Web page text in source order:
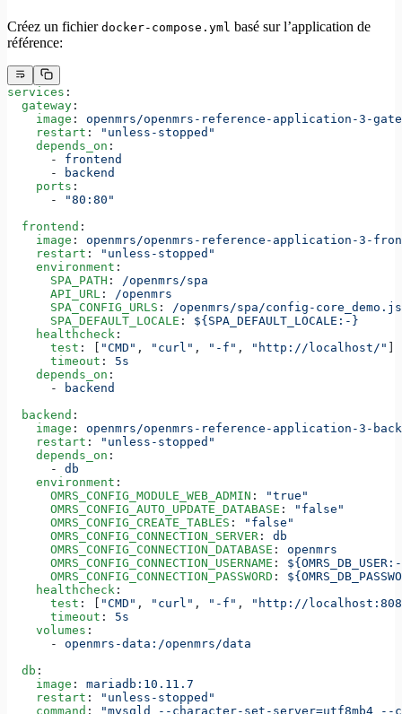
Créez un fichier docker-compose.yml basé sur l’application de
référence:
services :
  gateway
:
    image
: openmrs/openmrs-reference-application-3-
    restart
:
"unless-stopped"
    depends_on
:
      -
frontend
      -
backend
    ports
:
      -
"80:80"
  frontend
:
    image
: openmrs/openmrs-reference-application-3-
    restart
:
"unless-stopped"
    environment
:
      SPA_PATH
: /openmrs/spa
      API_URL
: /openmrs
      SPA_CONFIG_URLS
: /openmrs/spa/config-
      SPA_DEFAULT_LOCALE
: ${SPA_DEFAULT_LOCALE:-}
    healthcheck
:
      test
: [ "CMD" , "curl" , "-f" , "http://localhost/"
      timeout
: 5s
    depends_on
:
      -
backend
  backend
:
    image
: openmrs/openmrs-reference-application-3-
    restart
:
"unless-stopped"
    depends_on
:
      -
db
    environment
:
      OMRS_CONFIG_MODULE_WEB_ADMIN
:
"true"
      OMRS_CONFIG_AUTO_UPDATE_DATABASE
:
"false"
      OMRS_CONFIG_CREATE_TABLES
:
"false"
      OMRS_CONFIG_CONNECTION_SERVER
: db
      OMRS_CONFIG_CONNECTION_DATABASE
: openmrs
      OMRS_CONFIG_CONNECTION_USERNAME
:
      OMRS_CONFIG_CONNECTION_PASSWORD
:
    healthcheck
:
      test
: [ "CMD" , "curl" , "-f" ,
"http://
      timeout
: 5s
    volumes
:
      -
openmrs-data:/openmrs/data
  db
:
    image
: mariadb:10.11.7
    restart
:
"unless-stopped"
    command
:
"mysqld --character-set-server=utf8mb4